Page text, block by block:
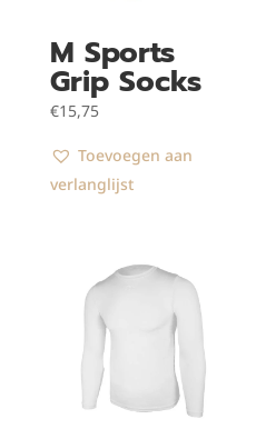
M Sports
Grip Socks
€15,75
Toevoegen aan
verlanglijst